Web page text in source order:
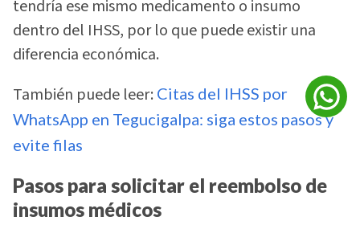
tendría ese mismo medicamento o insumo
dentro del IHSS, por lo que puede existir una
diferencia económica.
También puede leer: Citas del IHSS por
WhatsApp en Tegucigalpa: siga estos pasos y
evite filas
Pasos para solicitar el reembolso de
insumos médicos